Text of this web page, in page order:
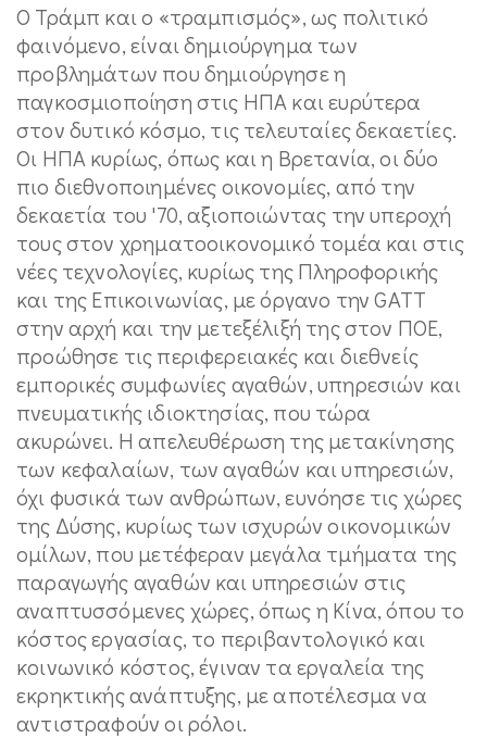
Ο Τράμπ και ο «τραμπισμός», ως πολιτικό
φαινόμενο, είναι δημιούργημα των
προβλημάτων που δημιούργησε η
παγκοσμιοποίηση στις ΗΠΑ και ευρύτερα
στον δυτικό κόσμο, τις τελευταίες δεκαετίες.
Οι ΗΠΑ κυρίως, όπως και η Βρετανία, οι δύο
πιο διεθνοποιημένες οικονομίες, από την
δεκαετία του '70, αξιοποιώντας την υπεροχή
τους στον χρηματοοικονομικό τομέα και στις
νέες τεχνολογίες, κυρίως της Πληροφορικής
και της Επικοινωνίας, με όργανο την GATT
στην αρχή και την μετεξέλιξή της στον ΠΟΕ,
προώθησε τις περιφερειακές και διεθνείς
εμπορικές συμφωνίες αγαθών, υπηρεσιών και
πνευματικής ιδιοκτησίας, που τώρα
ακυρώνει. Η απελευθέρωση της μετακίνησης
των κεφαλαίων, των αγαθών και υπηρεσιών,
όχι φυσικά των ανθρώπων, ευνόησε τις χώρες
της Δύσης, κυρίως των ισχυρών οικονομικών
ομίλων, που μετέφεραν μεγάλα τμήματα της
παραγωγής αγαθών και υπηρεσιών στις
αναπτυσσόμενες χώρες, όπως η Κίνα, όπου το
κόστος εργασίας, το περιβαντολογικό και
κοινωνικό κόστος, έγιναν τα εργαλεία της
εκρηκτικής ανάπτυξης, με αποτέλεσμα να
αντιστραφούν οι ρόλοι.